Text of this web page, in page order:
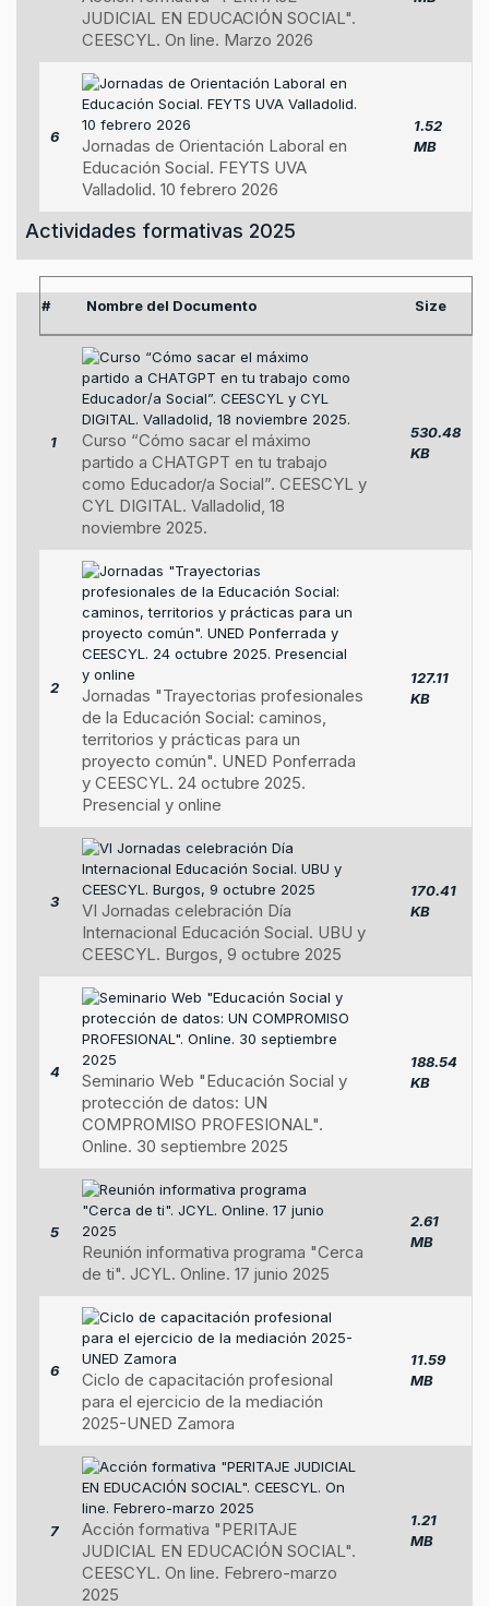
JUDICIAL EN EDUCACIÓN SOCIAL".
CEESCYL. On line. Marzo 2026
6
Jornadas de Orientación Laboral en
Educación Social. FEYTS UVA
Valladolid. 10 febrero 2026
1.52
MB
Actividades formativas 2025
# Nombre del Documento Size
1
Curso “Cómo sacar el máximo
partido a CHATGPT en tu trabajo
como Educador/a Social”. CEESCYL y
CYL DIGITAL. Valladolid, 18
noviembre 2025.
530.48
KB
2
Jornadas "Trayectorias profesionales
de la Educación Social: caminos,
territorios y prácticas para un
proyecto común". UNED Ponferrada
y CEESCYL. 24 octubre 2025.
Presencial y online
127.11
KB
3
VI Jornadas celebración Día
Internacional Educación Social. UBU y
CEESCYL. Burgos, 9 octubre 2025
170.41
KB
4
Seminario Web "Educación Social y
protección de datos: UN
COMPROMISO PROFESIONAL".
Online. 30 septiembre 2025
188.54
KB
5
Reunión informativa programa "Cerca
de ti". JCYL. Online. 17 junio 2025
2.61
MB
6
Ciclo de capacitación profesional
para el ejercicio de la mediación
2025-UNED Zamora
11.59
MB
7
Acción formativa "PERITAJE
JUDICIAL EN EDUCACIÓN SOCIAL".
CEESCYL. On line. Febrero-marzo
2025
1.21
MB